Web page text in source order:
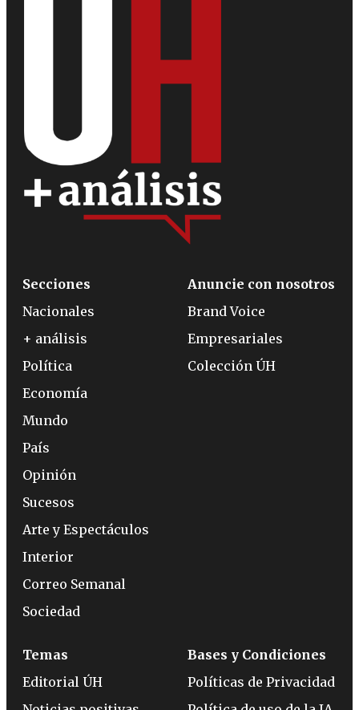
Secciones
Nacionales
+ análisis
Política
Economía
Mundo
País
Opinión
Sucesos
Arte y Espectáculos
Interior
Correo Semanal
Sociedad
Anuncie con nosotros
Brand Voice
Empresariales
Colección ÚH
Temas
Editorial ÚH
Bases y Condiciones
Políticas de Privacidad